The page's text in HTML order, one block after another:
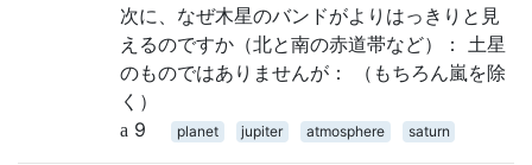
次に、なぜ木星のバンドがよりはっきりと見
えるのですか（北と南の赤道帯など）： 土星
のものではありませんが： （もちろん嵐を除
く）
9
planet jupiter atmosphere saturn